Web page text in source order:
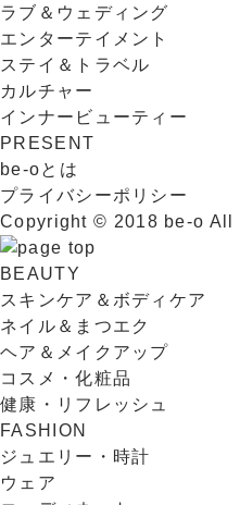
ラブ＆ウェディング
エンターテイメント
ステイ＆トラベル
カルチャー
インナービューティー
PRESENT
be-oとは
プライバシーポリシー
Copyright © 2018 be-o All
BEAUTY
スキンケア＆ボディケア
ネイル＆まつエク
ヘア＆メイクアップ
コスメ・化粧品
健康・リフレッシュ
FASHION
ジュエリー・時計
ウェア